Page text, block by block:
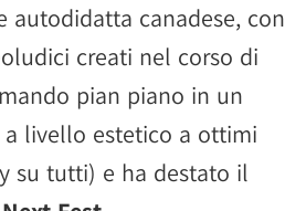
autodidatta canadese, con
creati nel corso di
pian piano in un
livello estetico a ottimi
su tutti) e ha destato il